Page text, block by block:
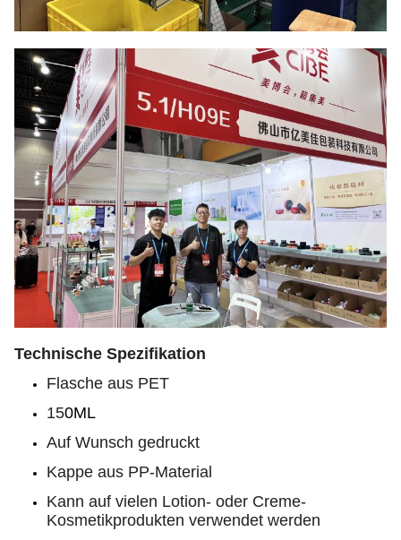
Technische Spezifikation
Flasche aus PET
150ML
Auf Wunsch gedruckt
Kappe aus PP-Material
Kann auf vielen Lotion- oder Creme-
Kosmetikprodukten verwendet werden